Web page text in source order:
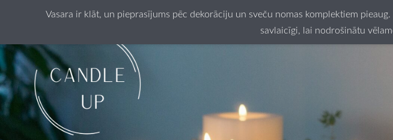
Vasara ir klāt, un pieprasījums pēc dekorāciju un sveču nomas komplektiem
savlaicīgi, lai nodrošinātu